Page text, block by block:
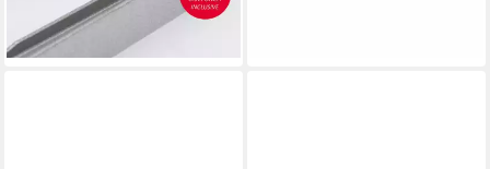
lieferbar - in 2-3 Werktagen bei dir